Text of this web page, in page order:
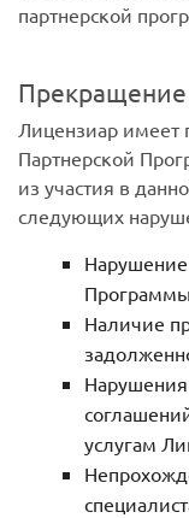
партнерской
Прекращение
Лицензиар имеет
Партнерской
из участия в
следующих
Наличие
услугам